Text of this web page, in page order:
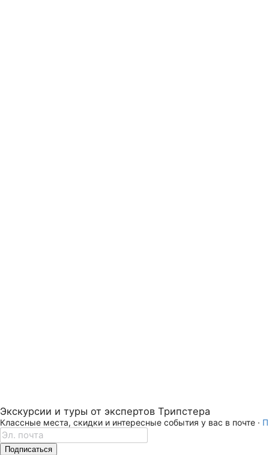
Экскурсии и туры от экспертов Трипстера
Классные места, скидки и интересные события у вас в почте ·
Подписаться